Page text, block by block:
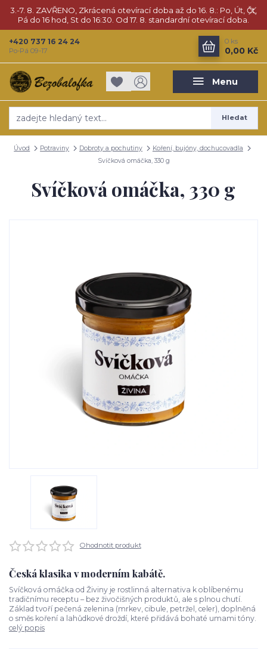
3.-7. 8. ZAVŘENO, Zkrácená otevírací doba až do 16. 8.: Po, Út, Čt,
Pá do 16 hod, St do 16:30. Od 17. 8. standardní otevírací doba.
Menu
Hledat
+420 737 16 24 24
Po-Pá 09-17
0 ks
0,00 Kč
Úvod Potraviny Dobroty a pochutiny
Koření, bujóny, dochucovadla
Svíčková omáčka, 330 g
Svíčková omáčka, 330 g
Ohodnotit produkt
Česká klasika v moderním kabátě.
Svíčková omáčka od Živiny je rostlinná alternativa k oblíbenému
tradičnímu receptu – bez živočišných produktů, ale s plnou chutí.
Základ tvoří pečená zelenina (mrkev, cibule, petržel, celer), doplněná
o směs koření a lahůdkové droždí, které přidává bohaté umami tóny.
celý popis